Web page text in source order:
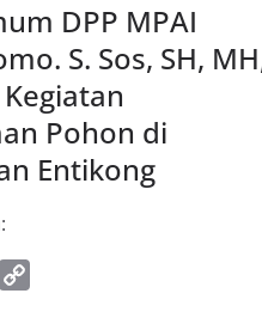
DPP MPAI
S. Sos, SH,
Pohon di
Entikong
W